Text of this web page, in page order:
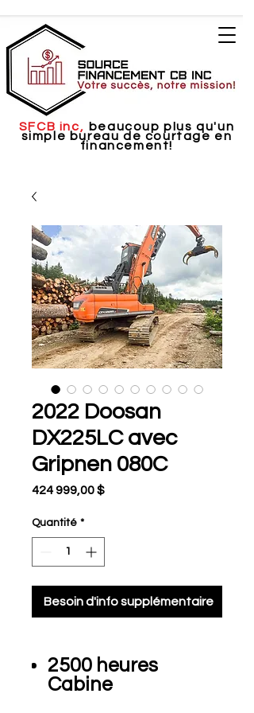
SFCB inc, beaucoup plus qu'un
simple bureau de courtage en
financement!
2022 Doosan
DX225LC avec
Gripnen 080C
424 999,00 $Prix
Quantité *
Besoin d'info supplémentaire
2500 heures
Cabine